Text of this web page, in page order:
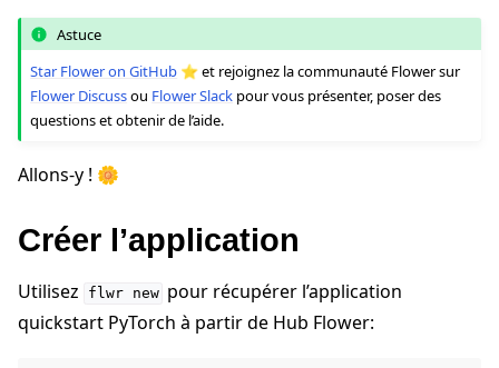
navigation of Build
Astuce
Star Flower on GitHub ⭐️ et rejoignez la communauté Flower sur
Flower Discussou Flower Slack pour vous présenter, poser des
questions et obtenir de l’aide.
Allons-y ! 🌼
Créer l’application
Utilisez flwr new pour récupérer l’application
quickstart PyTorch à partir de Hub Flower: